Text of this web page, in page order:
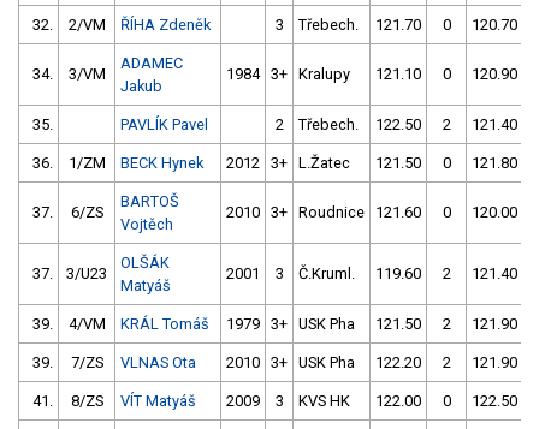
32. 2/VM ŘÍHA Zdeněk 3 Třebech. 121.70 0 120.70
34. 3/VM
ADAMEC
Jakub
1984 3+ Kralupy 121.10 0 120.90
35. PAVLÍK Pavel 2 Třebech. 122.50 2 121.40
36. 1/ZM BECK Hynek 2012 3+ L.Žatec 121.50 0 121.80
37. 6/ZS
BARTOŠ
Vojtěch
2010 3+ Roudnice 121.60 0 120.00
37. 3/U23
OLŠÁK
Matyáš
2001 3 Č.Kruml. 119.60 2 121.40
39. 4/VM KRÁL Tomáš 1979 3+ USK Pha 121.50 2 121.90
39. 7/ZS VLNAS Ota 2010 3+ USK Pha 122.20 2 121.90
41. 8/ZS VÍT Matyáš 2009 3 KVS HK 122.00 0 122.50